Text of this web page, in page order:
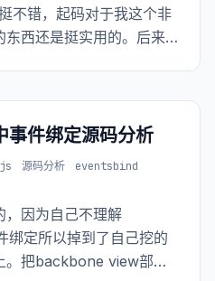
不错，起码对于我这个非
西还是挺实用的。后来
西。件绑定源码分析
源码分析
eventsbind
，因为自己不理解
定所以掉到了自己挖的
。把backbone view部分